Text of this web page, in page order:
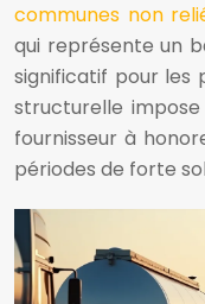
communes non
qui représente un
significatif pour les
structurelle
fournisseur à
périodes de forte